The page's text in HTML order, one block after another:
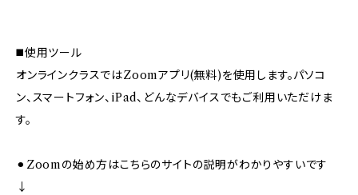
◼️使用ツール
オンラインクラスではZoomアプリ(無料)を使用します。パソコ
ン、スマートフォン、iPad、どんなデバイスでもご利用いただけま
す。
⚫︎Zoomの始め方はこちらのサイトの説明がわかりやすいです
↓